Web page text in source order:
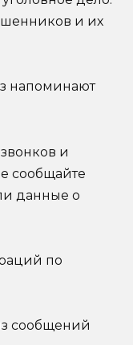
и их
напоминают
и
сообщайте
данные о
по
сообщений